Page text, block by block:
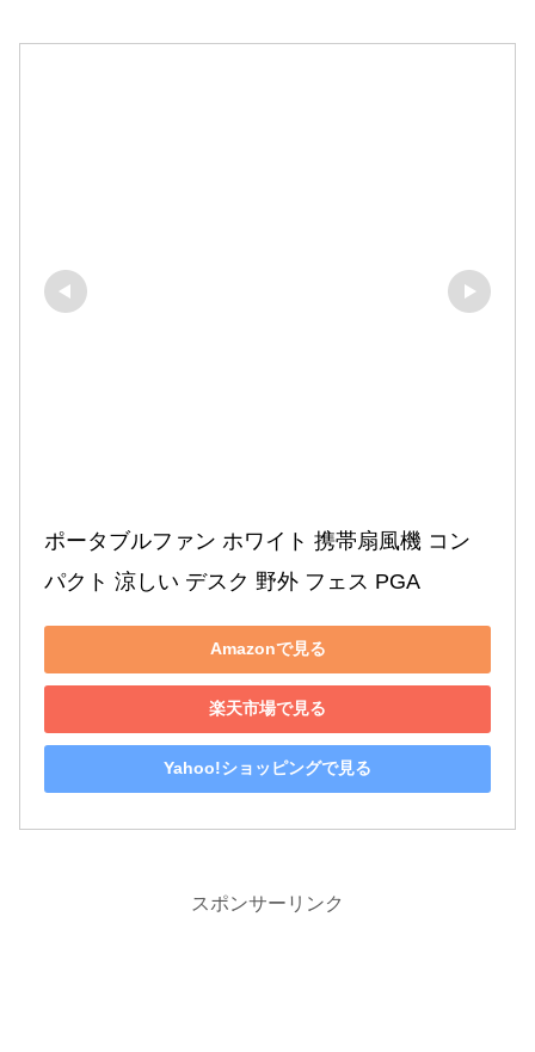
ポータブルファン ホワイト 携帯扇風機 コン
パクト 涼しい デスク 野外 フェス PGA
Amazonで見る
楽天市場で見る
Yahoo!ショッピングで見る
スポンサーリンク